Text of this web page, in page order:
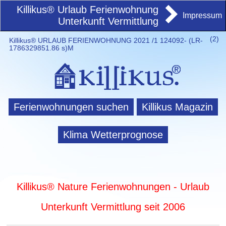
Killikus® Urlaub Ferienwohnung
Unterkunft Vermittlung
Impressum
(2)
Killikus® URLAUB FERIENWOHNUNG 2021 /1 124092- (LR-
1786329851.86 s)M
Ferienwohnungen suchen Killikus Magazin
Klima Wetterprognose
Killikus® Nature Ferienwohnungen - Urlaub
Unterkunft Vermittlung seit 2006